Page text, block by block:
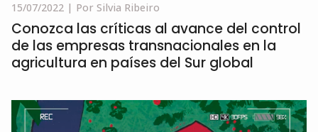
15/07/2022 | Por Silvia Ribeiro
Conozca las críticas al avance del control
de las empresas transnacionales en la
agricultura en países del Sur global